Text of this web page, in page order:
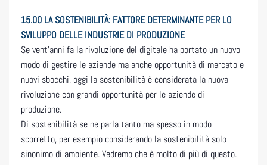
15.00 LA SOSTENIBILITÀ: FATTORE DETERMINANTE PER LO
SVILUPPO DELLE INDUSTRIE DI PRODUZIONE
Se vent’anni fa la rivoluzione del digitale ha portato un nuovo
modo di gestire le aziende ma anche opportunità di mercato e
nuovi sbocchi, oggi la sostenibilità è considerata la nuova
rivoluzione con grandi opportunità per le aziende di
produzione.
Di sostenibilità se ne parla tanto ma spesso in modo
scorretto, per esempio considerando la sostenibilità solo
sinonimo di ambiente. Vedremo che è molto di più di questo.